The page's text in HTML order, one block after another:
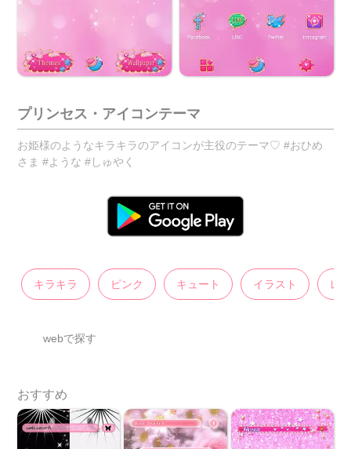
プリンセス・アイコンテーマ
お姫様のようなキラキラのアイコンが主役のテーマ♡ #おひめ
さま #ような #しゅやく
キラキラ ピンク キュート イラスト レ
webで探す
おすすめ